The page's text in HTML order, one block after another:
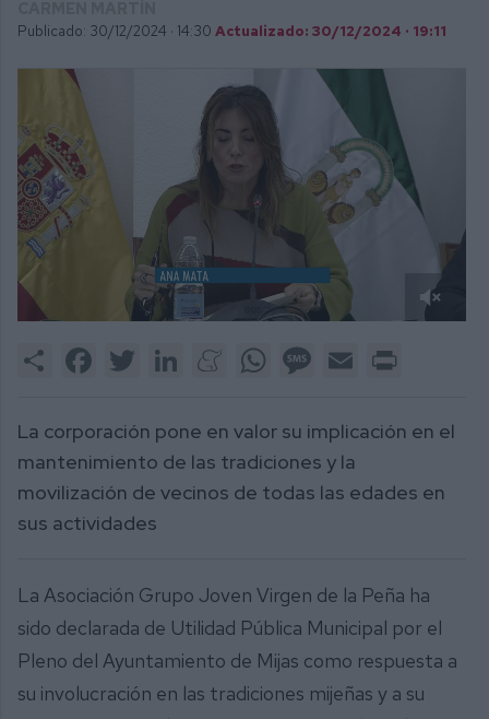
Publicado: 30/12/2024 · 14:30 Actualizado: 30/12/2024 · 19:11
2
Share FacebookTwitter LinkedInMeneameWhatsAppMessage
Email
La corporación pone en valor su implicación en el
mantenimiento de las tradiciones y la
movilización de vecinos de todas las edades en
sus actividades
La Asociación Grupo Joven Virgen de la Peña ha
sido declarada de Utilidad Pública Municipal por el
Pleno del Ayuntamiento de Mijas como respuesta a
su involucración en las tradiciones mijeñas y a su